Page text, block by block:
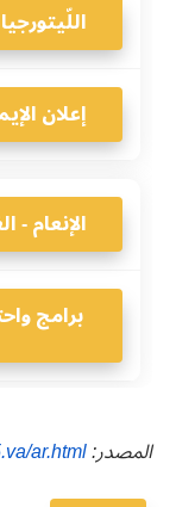
اللّيتورجيا
إعلان
الإنعام -
برامج
المصدر:ar.html